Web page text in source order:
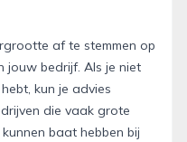
af te stemmen op
jouw bedrijf. Als je niet
kun je advies
die vaak grote
baat hebben bij